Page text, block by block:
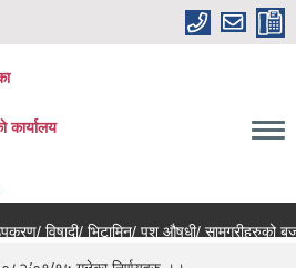
कार्यालय
विषादी/ भिटामिन/ पशु औषधी/ सामग्रीहरुको